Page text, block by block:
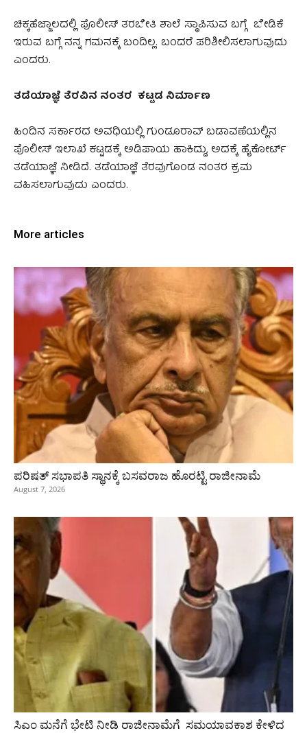
ಚಿಕ್ಕಹೆಜ್ಜಾಲದಲ್ಲಿ ಪೊಲೀಸ್ ತರಬೇತಿ ಶಾಲೆ ಸ್ಥಾಪಿಸುವ ಬಗ್ಗೆ ಬೇಡಿಕೆ
ಇರುವ ಬಗ್ಗೆ ನನ್ನ ಗಮನಕ್ಕೆ ಬಂದಿಲ್ಲ. ಬಂದರೆ ಪರಿಶೀಲಿಸಲಾಗುವುದು
ಎಂದರು.
ತಡೆಯಾಜ್ಞೆ ತೆರವಿನ ನಂತರ ಕಟ್ಟಡ ನಿರ್ಮಾಣ
ಹಿಂದಿನ ಸರ್ಕಾರದ ಅವಧಿಯಲ್ಲಿ ಗುಂಡೂರಾವ್ ಬಡಾವಣೆಯಲ್ಲಿನ
ಪೊಲೀಸ್ ಇಲಾಖೆ ಕಟ್ಟಡಕ್ಕೆ ಅಡಿಪಾಯ ಹಾಕಿದ್ದು, ಅದಕ್ಕೆ ಹೈಕೋರ್ಟ್
ತಡೆಯಾಜ್ಞೆ ನೀಡಿದೆ. ತಡೆಯಾಜ್ಞೆ ತೆರವುಗೊಂಡ ನಂತರ ಕ್ರಮ
ವಹಿಸಲಾಗುವುದು ಎಂದರು.
More articles
ಪರಿಷತ್‌ ಸಭಾಪತಿ ಸ್ಥಾನಕ್ಕೆ ಬಸವರಾಜ ಹೊರಟ್ಟಿ ರಾಜೀನಾಮೆ
August 7, 2026
ಸಿಎಂ ಮನೆಗೆ ಭೇಟಿ ನೀಡಿ ರಾಜೀನಾಮೆಗೆ ಸಮಯಾವಕಾಶ ಕೇಳಿದ